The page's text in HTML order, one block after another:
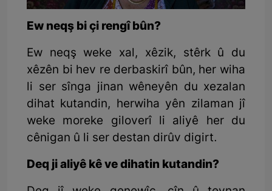
Ew neqş bi çi rengî bûn?
Ew neqş weke xal, xêzik, stêrk û du
xêzên bi hev re derbaskirî bûn, her wiha
li ser sînga jinan wêneyên du xezalan
dihat kutandin, herwiha yên zilaman jî
weke moreke giloverî li aliyê her du
cênigan û li ser destan dirûv digirt.
Deq ji aliyê kê ve dihatin kutandin?